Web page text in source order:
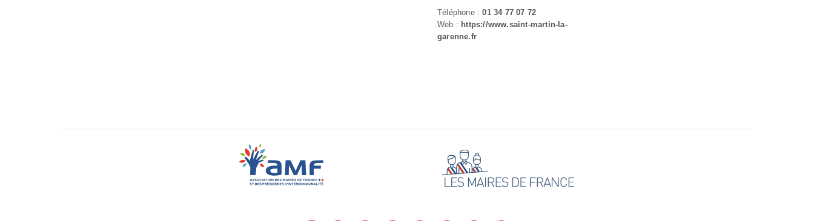
Téléphone :01 34 77 07 72
Web : https://www.saint-martin-la-
garenne.fr